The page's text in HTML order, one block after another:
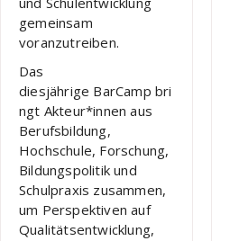
gemeinsam
voranzutreiben.
Das
diesjährige BarCamp bri
ngt Akteur*innen aus
Berufsbildung,
Hochschule, Forschung,
Bildungspolitik und
Schulpraxis zusammen,
um Perspektiven auf
Qualitätsentwicklung,